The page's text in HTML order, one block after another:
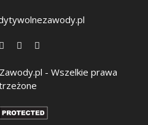
- Wszelkie prawa